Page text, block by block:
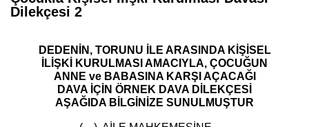
Dilekçesi 2
DEDENİN, TORUNU İLE ARASINDA KİŞİSEL
İLİŞKİ KURULMASI AMACIYLA, ÇOCUĞUN
ANNE ve BABASINA KARŞI AÇACAĞI
DAVA İÇİN ÖRNEK DAVA DİLEKÇESİ
AŞAĞIDA BİLGİNİZE SUNULMUŞTUR